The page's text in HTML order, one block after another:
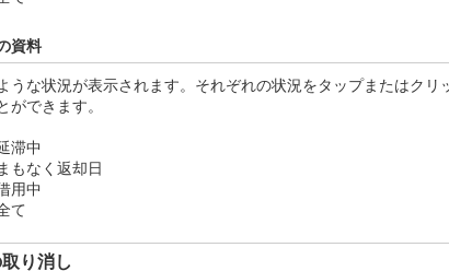
資料
うな状況が表示されます。それぞれの状況をタップまたはク
ができます。
滞中
もなく返却日
用中
て
り消し